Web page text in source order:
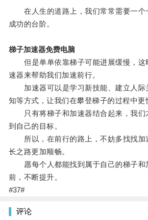
在人生的道路上，我们常常需要一个
成功的台阶。
梯子加速器免费电脑
但是单单依靠梯子可能进展缓慢，这
速器来帮助我们加速前行。
加速器可以是学习新技能、建立人际
知等方式，让我们在攀登梯子的过程中更
只有将梯子和加速器结合起来，我们
到自己的目标。
所以，在前行的路上，不妨多找找加
长之路更加顺畅。
愿每个人都能找到属于自己的梯子和
前，不断提升。
#37#
评论